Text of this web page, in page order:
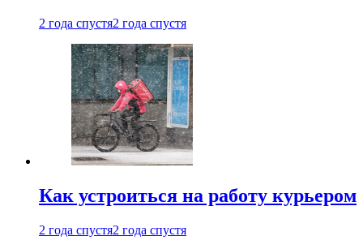
2 года спустя2 года спустя
Как устроиться на работу курьером
2 года спустя2 года спустя